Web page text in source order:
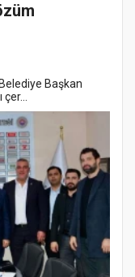
Başkan